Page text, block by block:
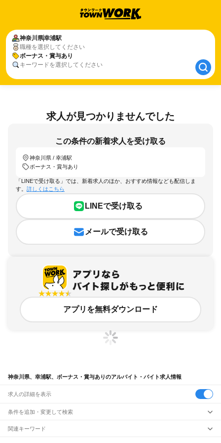
神奈川県幸浦駅
職種を選択してください
ボーナス・賞与あり
キーワードを選択してください
神奈川県幸浦駅
ボーナス・賞与あり
求人が見つかりませんでした
この条件の新着求人を受け取る
神奈川県 / 幸浦駅
ボーナス・賞与あり
「LINEで受け取る」では、新着求人のほか、おすすめ情報なども配信しま
す。 詳しくはこちら
LINEで受け取る
メールで受け取る
アプリを無料ダウンロード
神奈川県、幸浦駅、ボーナス・賞与ありのアルバイト・バイト求人情報
求人の詳細を表示
条件を追加・変更して検索
市区町村を追加・変更
関連キーワード